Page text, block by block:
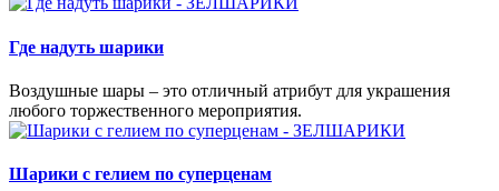
Где надуть шарики
Воздушные шары – это отличный атрибут для украшения
любого торжественного мероприятия.
Шарики с гелием по суперценам